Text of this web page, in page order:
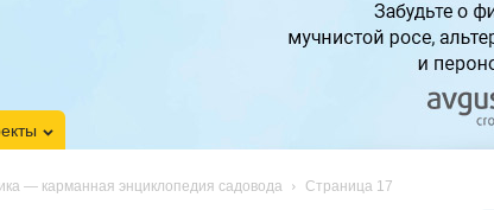
— карманная энциклопедия садовода Страница 17